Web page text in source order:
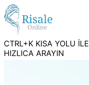
CTRL+K KISA YOLU İLE
HIZLICA ARAYIN